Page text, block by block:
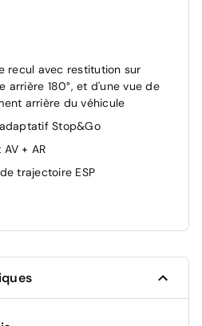
recul avec restitution sur
arrière 180°, et d'une vue de
arrière du véhicule
Stop&Go
+ AR
trajectoire ESP
capteur de pluie
AR